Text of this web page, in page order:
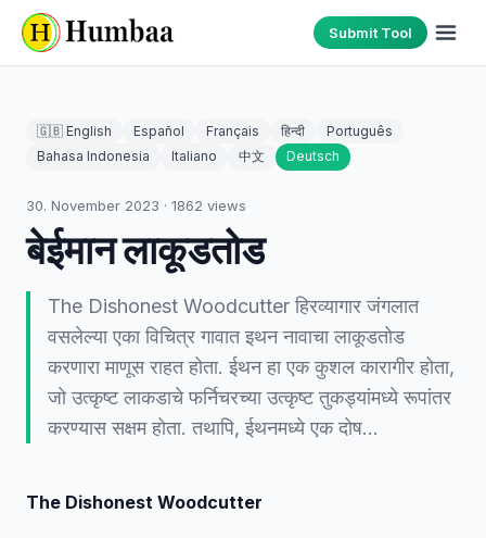
Submit Tool
🇬🇧 English Español Français हिन्दी
Português
Bahasa Indonesia
Italiano 中文 Deutsch
30. November 2023 · 1862 views
बेईमान लाकूडतोड
The Dishonest Woodcutter हिरव्यागार जंगलात
वसलेल्या एका विचित्र गावात इथन नावाचा लाकूडतोड
करणारा माणूस राहत होता. ईथन हा एक कुशल कारागीर होता,
जो उत्कृष्ट लाकडाचे फर्निचरच्या उत्कृष्ट तुकड्यांमध्ये रूपांतर
करण्यास सक्षम होता. तथापि, ईथनमध्ये एक दोष…
The Dishonest Woodcutter